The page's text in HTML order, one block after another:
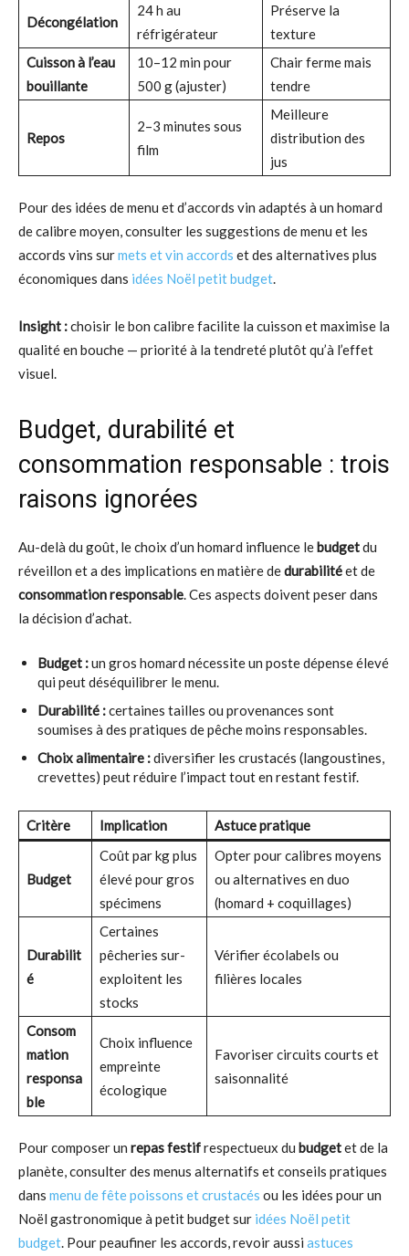
Décongélation
24 h au
réfrigérateur
Préserve la
texture
Cuisson à l’eau
bouillante
10–12 min pour
500 g (ajuster)
Chair ferme mais
tendre
Repos
2–3 minutes sous
film
Meilleure
distribution des
jus
Pour des idées de menu et d’accords vin adaptés à un homard
de calibre moyen, consulter les suggestions de menu et les
accords vins surmets et vin accords et des alternatives plus
économiques dans idées Noël petit budget.
Insight :choisir le bon calibre facilite la cuisson et maximise la
qualité en bouche — priorité à la tendreté plutôt qu’à l’effet
visuel.
Budget, durabilité et
consommation responsable : trois
raisons ignorées
Au-delà du goût, le choix d’un homard influence lebudgetdu
réveillon et a des implications en matière dedurabilitéet de
consommation responsable. Ces aspects doivent peser dans
la décision d’achat.
Budget :un gros homard nécessite un poste dépense élevé
qui peut déséquilibrer le menu.
Durabilité :certaines tailles ou provenances sont
soumises à des pratiques de pêche moins responsables.
Choix alimentaire :diversifier les crustacés (langoustines,
crevettes) peut réduire l’impact tout en restant festif.
Critère Implication Astuce pratique
Budget
Coût par kg plus
élevé pour gros
spécimens
Opter pour calibres moyens
ou alternatives en duo
(homard + coquillages)
Durabilit
é
Certaines
pêcheries sur-
exploitent les
stocks
Vérifier écolabels ou
filières locales
Consom
mation
responsa
ble
Choix influence
empreinte
écologique
Favoriser circuits courts et
saisonnalité
Pour composer un repas festifrespectueux du budgetet de la
planète, consulter des menus alternatifs et conseils pratiques
dans menu de fête poissons et crustacés ou les idées pour un
Noël gastronomique à petit budget sur idées Noël petit
budget. Pour peaufiner les accords, revoir aussi astuces